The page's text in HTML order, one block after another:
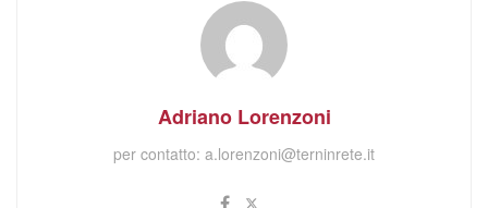
Adriano Lorenzoni
per contatto: a.lorenzoni@terninrete.it